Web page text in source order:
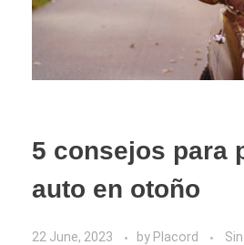
5 consejos para
auto en otoño
22 June, 2023 by Placord